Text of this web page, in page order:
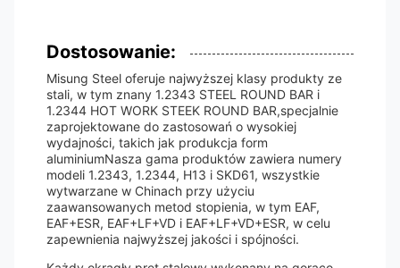
Dostosowanie:
Misung Steel oferuje najwyższej klasy produkty ze
stali, w tym znany 1.2343 STEEL ROUND BAR i
1.2344 HOT WORK STEEK ROUND BAR,specjalnie
zaprojektowane do zastosowań o wysokiej
wydajności, takich jak produkcja form
aluminiumNasza gama produktów zawiera numery
modeli 1.2343, 1.2344, H13 i SKD61, wszystkie
wytwarzane w Chinach przy użyciu
zaawansowanych metod stopienia, w tym EAF,
EAF+ESR, EAF+LF+VD i EAF+LF+VD+ESR, w celu
zapewnienia najwyższej jakości i spójności.